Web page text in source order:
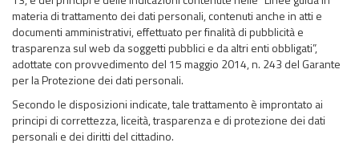
materia di trattamento dei dati personali, contenuti anche in atti e
documenti amministrativi, effettuato per finalità di pubblicità e
trasparenza sul web da soggetti pubblici e da altri enti obbligati”,
adottate con provvedimento del 15 maggio 2014, n. 243 del Garante
per la Protezione dei dati personali.
Secondo le disposizioni indicate, tale trattamento è improntato ai
principi di correttezza, liceità, trasparenza e di protezione dei dati
personali e dei diritti del cittadino.